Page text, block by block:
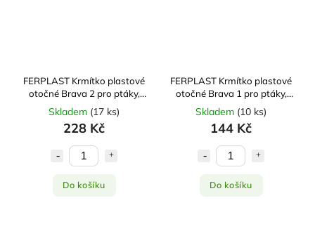
FERPLAST Krmítko plastové
otočné Brava 2 pro ptáky,
exoty
Skladem (17 ks)
228 Kč
Do košíku
FERPLAST Krmítko plastové
otočné Brava 1 pro ptáky,
exoty
Skladem (10 ks)
144 Kč
Do košíku